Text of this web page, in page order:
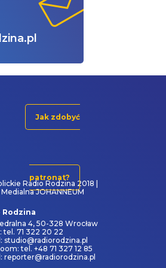
Jak zdobyć
patronat?
Radio Rodzina 2018 |
JOHANNEUM
Rodzina
4, 50-328 Wrocław
tel. 71 322 20 22
studio@radiorodzina.pl
tel. +48 71 327 12 85
reporter@radiorodzina.pl